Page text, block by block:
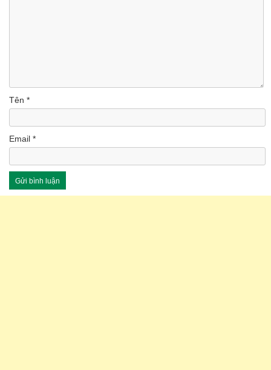
Tên *
Email *